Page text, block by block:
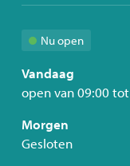
Nu open
Vandaag
open van09:00 tot
Morgen
Gesloten